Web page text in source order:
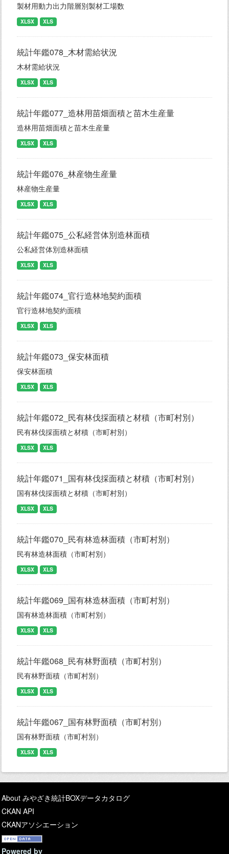
製材用動力出力階層別製材工場数
XLSX XLS
統計年鑑078_木材需給状況
木材需給状況
XLSX XLS
統計年鑑077_造林用苗畑面積と苗木生産量
造林用苗畑面積と苗木生産量
XLSX XLS
統計年鑑076_林産物生産量
林産物生産量
XLSX XLS
統計年鑑075_公私経営体別造林面積
公私経営体別造林面積
XLSX XLS
統計年鑑074_官行造林地契約面積
官行造林地契約面積
XLSX XLS
統計年鑑073_保安林面積
保安林面積
XLSX XLS
統計年鑑072_民有林伐採面積と材積（市町村別）
民有林伐採面積と材積（市町村別）
XLSX XLS
統計年鑑071_国有林伐採面積と材積（市町村別）
国有林伐採面積と材積（市町村別）
XLSX XLS
統計年鑑070_民有林造林面積（市町村別）
民有林造林面積（市町村別）
XLSX XLS
統計年鑑069_国有林造林面積（市町村別）
国有林造林面積（市町村別）
XLSX XLS
統計年鑑068_民有林野面積（市町村別）
民有林野面積（市町村別）
XLSX XLS
統計年鑑067_国有林野面積（市町村別）
国有林野面積（市町村別）
XLSX XLS
About みやざき統計BOXデータカタログ
CKAN API
CKANアソシエーション
Powered by